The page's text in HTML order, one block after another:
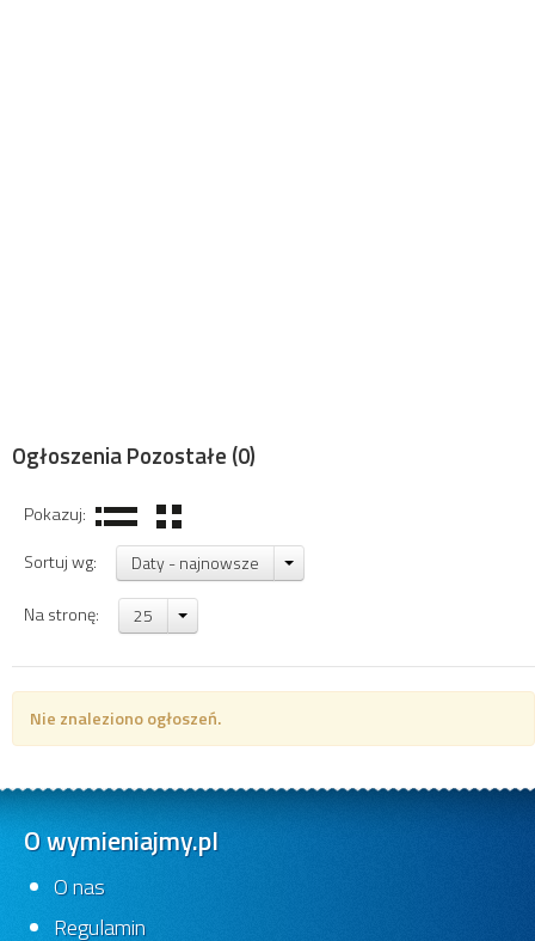
Ogłoszenia Pozostałe (0)
Pokazuj:
Sortuj wg:
Daty - najnowsze
Na stronę: 25
Nie znaleziono ogłoszeń.
O wymieniajmy.pl
O nas
Regulamin